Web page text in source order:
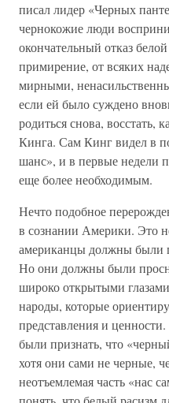
писал лидер «Черных
чернокожие люди
окончательный отказ
примирение, от всяких
мирными,
если ей было суждено
родиться снова, восстать,
Кинга. Сам Кинг видел в
шанс», и в первые недели
еще более необходимым.
Нечто подобное
в сознании Америки. Это
американцы должны были
Но они должны были
широко открытыми
народы, которые
представления и
были признать, что
хотя они сами не черные,
неотъемлемая часть «нас